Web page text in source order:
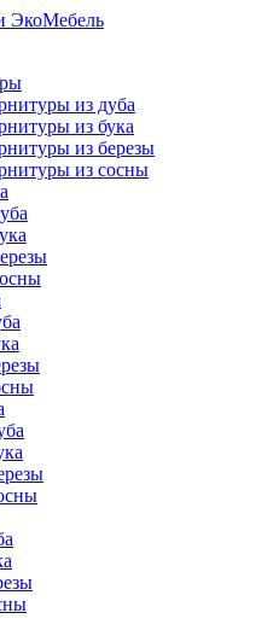
из дуба
из бука
из березы
из сосны